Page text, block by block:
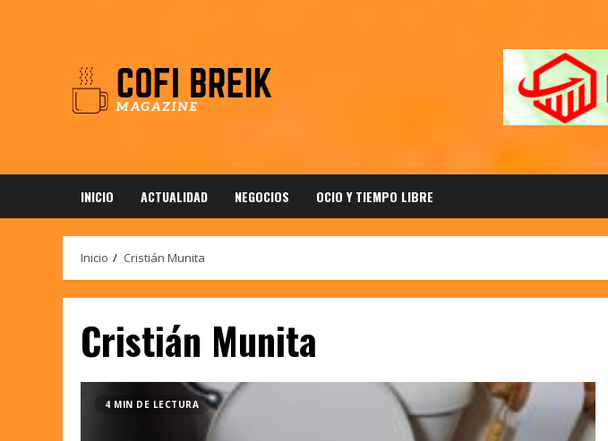
INICIO ACTUALIDAD NEGOCIOS OCIO Y TIEMPO LIBRE
Inicio Cristián Munita
Cristián Munita
4 MIN DE LECTURA